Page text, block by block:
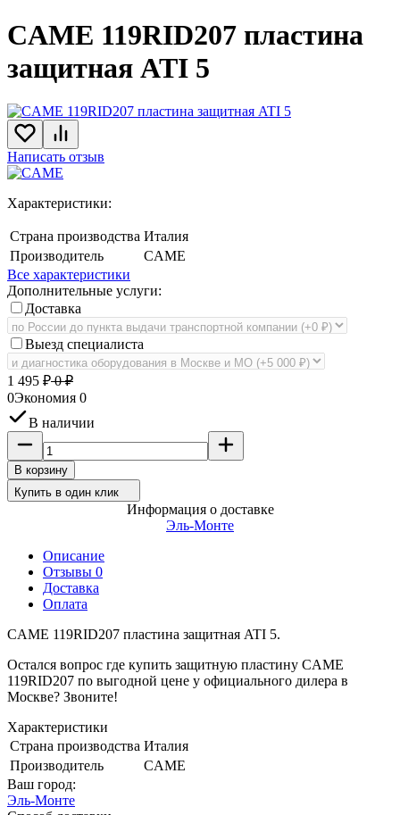
CAME 119RID207 пластина
защитная ATI 5
Написать отзыв
Характеристики:
Страна производства Италия
Производитель
CAME
Все характеристики
Дополнительные услуги:
Доставка
Выезд специалиста
1 495 ₽0₽
0Экономия 0
В наличии
В корзину
Купить в один клик
Информация о доставке
Эль-Монте
Описание
Отзывы 0
Доставка
Оплата
CAME 119RID207 пластина защитная ATI 5.
Остался вопрос где купить защитную пластину CAME
119RID207 по выгодной цене у официального дилера в
Москве? Звоните!
Характеристики
Страна производства Италия
Производитель
CAME
Ваш город:
Эль-Монте